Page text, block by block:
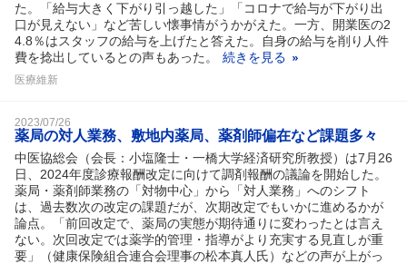
た。「給与大きく下がり引っ越した」「コロナで給与が下がり出
口が見えない」など苦しい懐事情がうかがえた。一方、開業医の2
4.8％はスタッフの給与を上げたと答えた。自身の給与を削り人件
費を捻出しているとの声もあった。
続きを見る
医療維新
2023/07/26
薬局の対人業務、敷地内薬局、薬剤師偏在など課題多々
中医協総会（会長：小塩隆士・一橋大学経済研究所教授）は7月26
日、2024年度診療報酬改定に向けて調剤報酬の議論を開始した。
薬局・薬剤師業務の「対物中心」から「対人業務」へのシフト
は、過去数次の改定の課題だが、次期改定でもいかに進めるかが
論点。「前回改定で、薬局の実態が期待通りに変わったとは言え
ない。次回改定では薬学的管理・指導がより充実する見直しが重
要」（健康保険組合連合会理事の松本真人氏）などの声が上がっ